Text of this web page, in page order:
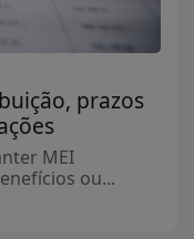
prazos
MEI
ou...